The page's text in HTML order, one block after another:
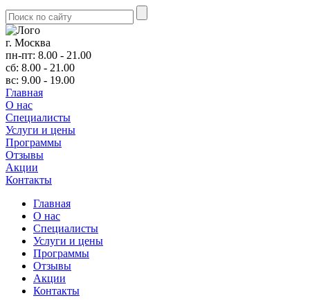
г. Москва
пн-пт: 8.00 - 21.00
сб: 8.00 - 21.00
вс: 9.00 - 19.00
Главная
О нас
Cпециалисты
Услуги и цены
Программы
Отзывы
Акции
Контакты
Главная
О нас
Cпециалисты
Услуги и цены
Программы
Отзывы
Акции
Контакты